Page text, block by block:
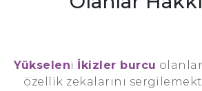
Yükseleni İkizler burcu
özellik zekalarını